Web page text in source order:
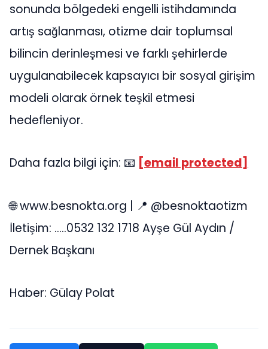
sonunda bölgedeki engelli istihdamında
artış sağlanması, otizme dair toplumsal
bilincin derinleşmesi ve farklı şehirlerde
uygulanabilecek kapsayıcı bir sosyal girişim
modeli olarak örnek teşkil etmesi
hedefleniyor.
Daha fazla bilgi için: 📧 [email protected]
🌐 www.besnokta.org | 📍 @besnoktaotizm
İletişim: …..0532 132 1718 Ayşe Gül Aydın /
Dernek Başkanı
Haber: Gülay Polat